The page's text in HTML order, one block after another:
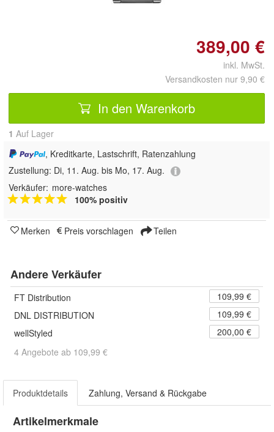
389,00 €
inkl. MwSt.
Versandkosten nur 9,90 €
In den Warenkorb
1 Auf Lager
, Kreditkarte, Lastschrift, Ratenzahlung
Zustellung: Di, 11. Aug. bis Mo, 17. Aug.
Verkäufer: more-watches
100% positiv
Merken Preis vorschlagen Teilen
Andere Verkäufer
FT Distribution
109,99 €
DNL DISTRIBUTION
109,99 €
wellStyled
200,00 €
4 Angebote ab 109,99 €
Produktdetails Zahlung, Versand & Rückgabe
Artikelmerkmale